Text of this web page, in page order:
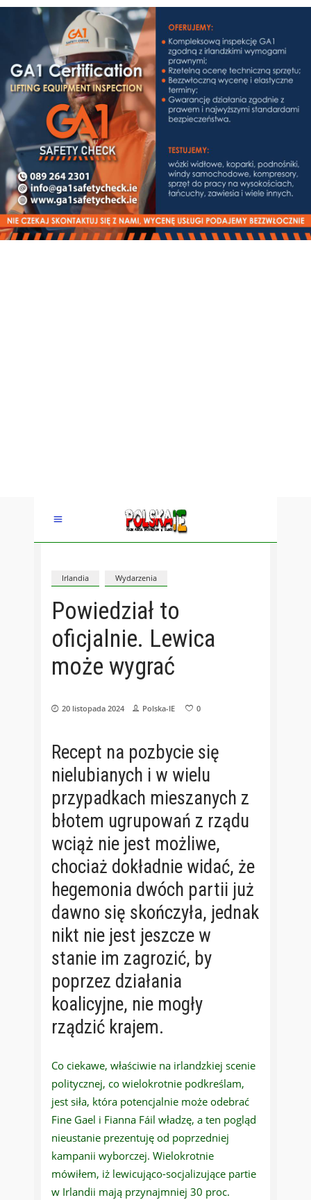
Irlandia Wydarzenia
Powiedział to
oficjalnie. Lewica
może wygrać
20 listopada 2024 Polska-IE 0
Recept na pozbycie się
nielubianych i w wielu
przypadkach mieszanych z
błotem ugrupowań z rządu
wciąż nie jest możliwe,
chociaż dokładnie widać, że
hegemonia dwóch partii już
dawno się skończyła, jednak
nikt nie jest jeszcze w
stanie im zagrozić, by
poprzez działania
koalicyjne, nie mogły
rządzić krajem.
Co ciekawe, właściwie na irlandzkiej scenie
politycznej, co wielokrotnie podkreślam,
jest siła, która potencjalnie może odebrać
Fine Gael i Fianna Fáil władzę, a ten pogląd
nieustanie prezentuję od poprzedniej
kampanii wyborczej. Wielokrotnie
mówiłem, iż lewicująco-socjalizujące partie
w Irlandii mają przynajmniej 30 proc.